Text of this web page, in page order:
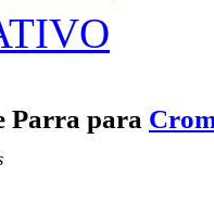
Parra para